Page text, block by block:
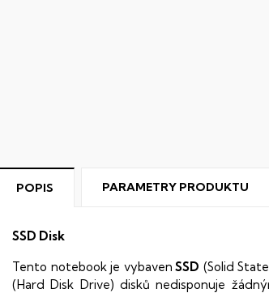
POPIS PARAMETRY PRODUKTU
SSD Disk
Tento notebook je vybaven SSD (Solid
(Hard Disk Drive) disků nedisponuje